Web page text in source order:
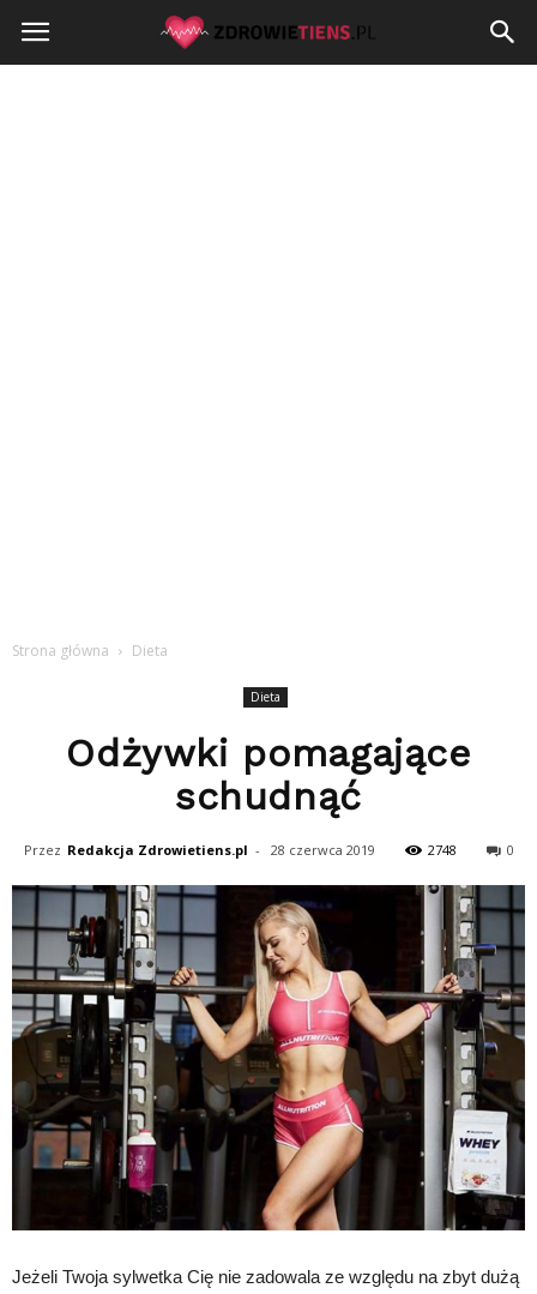
Zdrowietiens.pl
Strona główna Dieta
Dieta
Odżywki pomagające
schudnąć
Przez Redakcja Zdrowietiens.pl - 28 czerwca 2019 2748 0
Jeżeli Twoja sylwetka Cię nie zadowala ze względu na zbyt dużą